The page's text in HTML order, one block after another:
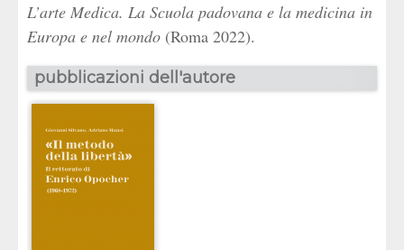
L’arte Medica. La Scuola padovana e la medicina in
Europa e nel mondo (Roma 2022).
pubblicazioni dell'autore